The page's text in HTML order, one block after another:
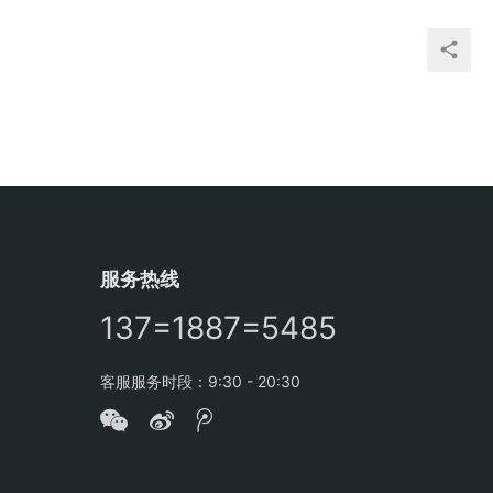
服务热线
137=1887=5485
客服服务时段：9:30 - 20:30